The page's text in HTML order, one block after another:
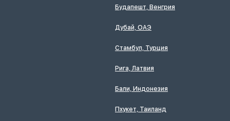
Будапешт, Венгрия
Дубай, ОАЭ
Стамбул, Турция
Рига, Латвия
Бали, Индонезия
Пхукет, Таиланд